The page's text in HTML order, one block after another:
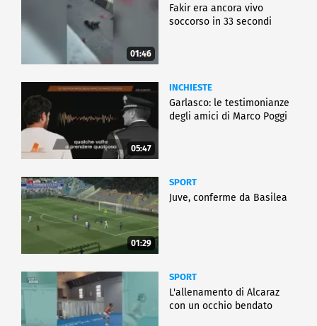
01:46
Fakir era ancora vivo
soccorso in 33 secondi
05:47
INCHIESTE
Garlasco: le testimonianze
degli amici di Marco Poggi
01:29
SPORT
Juve, conferme da Basilea
SPORT
L'allenamento di Alcaraz
con un occhio bendato